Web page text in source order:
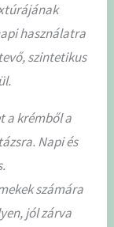
használatra
szintetikus
a krémből a
Napi és
számára
jól zárva